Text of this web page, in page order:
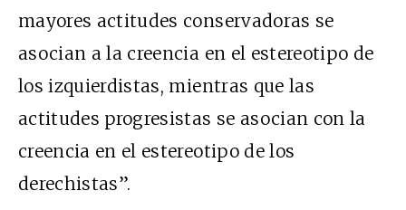
mayores actitudes conservadoras se
asocian a la creencia en el estereotipo de
los izquierdistas, mientras que las
actitudes progresistas se asocian con la
creencia en el estereotipo de los
derechistas”.